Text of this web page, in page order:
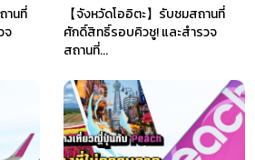
านที่
จ
【จังหวัดโออิตะ】รับชมสถานที่
ศักดิ์สิทธิ์รอบคิวชู! และสำรวจ
สถานที่...